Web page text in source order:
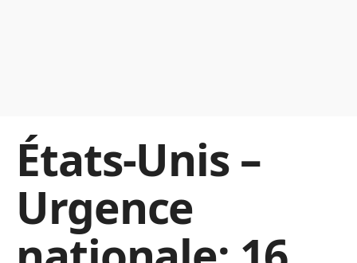
États-Unis –
Urgence